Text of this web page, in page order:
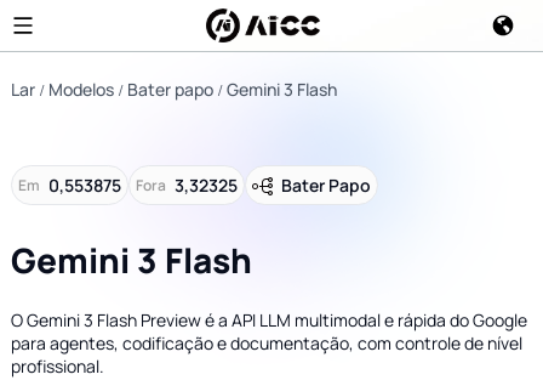
Lar Modelos Bater papo Gemini 3 Flash
Em 0,553875 Fora 3,32325 Bater Papo
Gemini 3 Flash
O Gemini 3 Flash Preview é a API LLM multimodal e rápida do Google
para agentes, codificação e documentação, com controle de nível
profissional.